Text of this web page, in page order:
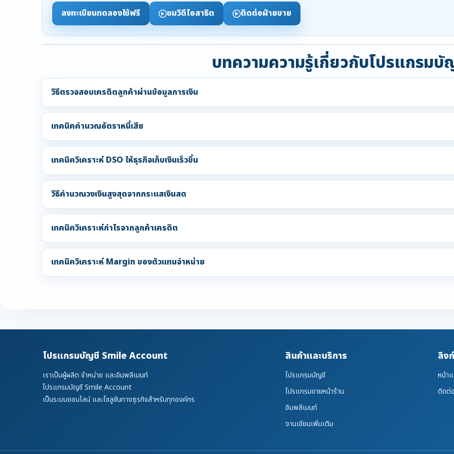
ลงทะเบียนทดลองใช้ฟรี ชมวิดีโอสาธิต ติดต่อฝ่ายขาย
บทความความรู้เกี่ยวกับโปรแกรม
วิธีตรวจสอบเครดิตลูกค้าผ่านข้อมูลการเงิน
เทคนิคคำนวณอัตราหนี้เสีย
เทคนิควิเคราะห์ DSO ให้ธุรกิจเก็บเงินเร็วขึ้น
วิธีคำนวณวงเงินสูงสุดจากกระแสเงินสด
เทคนิควิเคราะห์กำไรจากลูกค้าเครดิต
เทคนิควิเคราะห์ Margin ของตัวแทนจำหน่าย
โปรแกรมบัญชี Smile Account
เราเป็นผู้ผลิต จำหน่าย และอิมพลีเมนท์
โปรแกรมบัญชี Smile Account
เป็นระบบออนไลน์ และโซลูชันทางธุรกิจสำหรับทุกองค์กร
สินค้าและบริการ
โปรแกรมบัญชี
โปรแกรมขายหน้าร้าน
อิมพลีเมนท์
งานเขียนเพิ่มเติม
ลิง
หน้า
ติดต่